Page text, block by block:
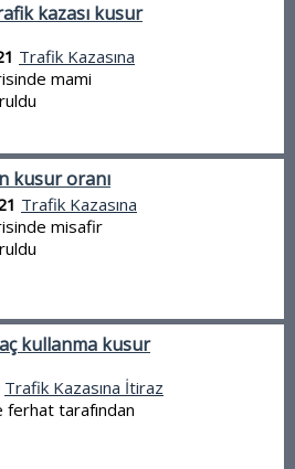
kazası kusur
Trafik Kazasına
mami
kusur oranı
Trafik Kazasına
misafir
kullanma kusur
Trafik Kazasına İtiraz
ferhat tarafından